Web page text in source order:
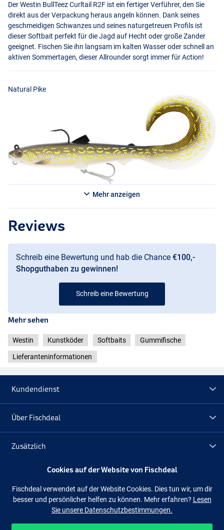
Tiger Perch
Der Westin BullTeez Curltail R2F ist ein fertiger Verführer, den Sie
direkt aus der Verpackung heraus angeln können. Dank seines
geschmeidigen Schwanzes und seines naturgetreuen Profils ist
dieser Softbait perfekt für die Jagd auf Hecht oder große Zander
geeignet. Fischen Sie ihn langsam im kalten Wasser oder schnell an
aktiven Sommertagen, dieser Allrounder sorgt immer für Action!
Natural Pike
Headlight
Mehr anzeigen
Reviews
Schreib eine Bewertung und hab die Chance €100,-
Shopguthaben zu gewinnen!
Schreib eine Bewertung
Mehr sehen
Westin Kunstköder Softbaits Gummifische
Lieferanteninformationen
Kundendienst
Über Fischdeal
Zusätzlich
Lagerräumung
Facebook
Cookies auf der Website von Fischdeal
Fischdeal verwendet auf der Website Cookies. Dies tun wir, um dir
besser und persönlicher helfen zu können. Mehr erfahren? Lesen
Sie unsere Datenschutzbestimmungen.